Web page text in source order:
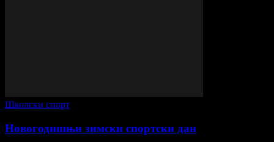
Школски спорт
Новогодишњи зимски спортски дан